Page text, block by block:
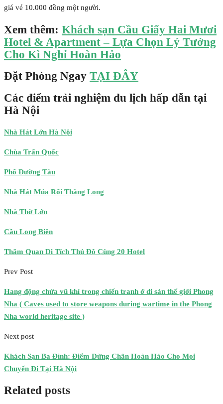
giá vé 10.000 đồng một người.
Xem thêm: Khách sạn Cầu Giấy Hai Mươi
Hotel & Apartment – Lựa Chọn Lý Tưởng
Cho Kì Nghỉ Hoàn Hảo
Đặt Phòng Ngay TẠI ĐÂY
Các điểm trải nghiệm du lịch hấp dẫn tại
Hà Nội
Nhà Hát Lớn Hà Nội
Chùa Trấn Quốc
Phố Đường Tàu
Nhà Hát Múa Rối Thăng Long
Nhà Thờ Lớn
Cầu Long Biên
Thăm Quan Di Tích Thủ Đô Cùng 20 Hotel
Prev Post
Hang động chứa vũ khí trong chiến tranh ở di sản thế giới Phong
Nha ( Caves used to store weapons during wartime in the Phong
Nha world heritage site )
Next post
Khách Sạn Ba Đình: Điểm Dừng Chân Hoàn Hảo Cho Mọi
Chuyến Đi Tại Hà Nội
Related posts